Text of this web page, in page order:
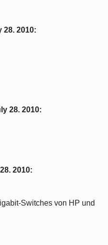
28. 2010:
28. 2010:
2010:
Switches von HP und